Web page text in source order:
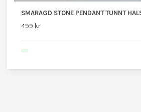
SMARAGD STONE PENDANT TUNNT
499 kr